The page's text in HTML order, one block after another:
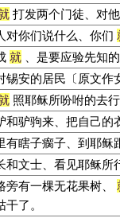
打发两个门徒、对
对你们说什么、你们
就 、是要应验先知
锡安的居民〔原文
照耶稣所吩咐的去
和驴驹来、把自己的
有瞎子瘸子、到耶稣
和文士、看见耶稣所
旁有一棵无花果树、
干了。